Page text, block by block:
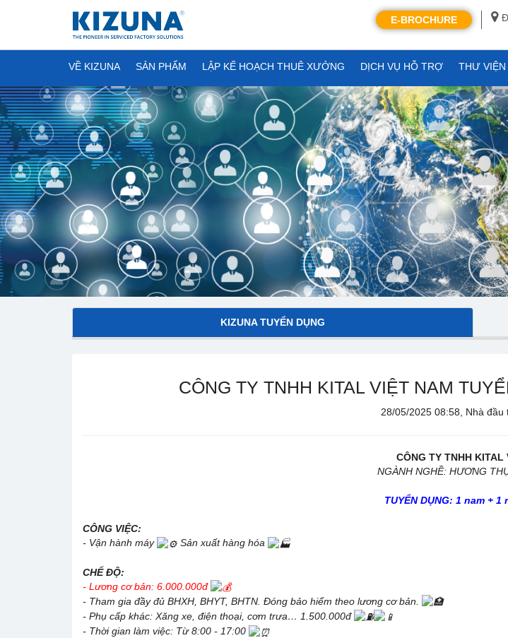
E-BROCHURE
VỀ KIZUNA SẢN PHẨM LẬP KẾ HOẠCH THUÊ XƯỞNG DỊCH VỤ HỖ TRỢ THƯ VIỆN
KIZUNA TUYỂN DỤNG
CÔNG TY TNHH KITAL VIỆT NAM
28/05/2025 08:58, Nhà đầu
CÔNG TY TNHH KITAL
NGÀNH NGHỀ: HƯƠNG
TUYỂN DỤNG: 1 nam +
CÔNG VIỆC:
- Vận hành máy
Sản xuất hàng hóa
CHẾ ĐỘ:
- Lương cơ bản: 6.000.000đ
- Tham gia đầy đủ BHXH, BHYT, BHTN. Đóng bảo hiểm theo lương cơ bản.
- Phụ cấp khác: Xăng xe, điện thoại, cơm trưa… 1.500.000đ
- Thời gian làm việc: Từ 8:00 - 17:00